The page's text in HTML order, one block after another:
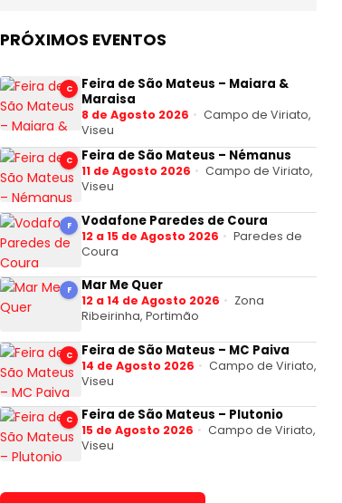
PRÓXIMOS EVENTOS
C
Feira de São Mateus – Maiara &
Maraisa
8 de Agosto 2026
Campo de Viriato,
Viseu
C Feira de São Mateus – Némanus
11 de Agosto 2026
Campo de Viriato,
Viseu
F Vodafone Paredes de Coura
12 a 15 de Agosto 2026
Paredes de
Coura
F Mar Me Quer
12 a 14 de Agosto 2026
Zona
Ribeirinha, Portimão
C Feira de São Mateus – MC Paiva
14 de Agosto 2026
Campo de Viriato,
Viseu
C Feira de São Mateus – Plutonio
15 de Agosto 2026
Campo de Viriato,
Viseu